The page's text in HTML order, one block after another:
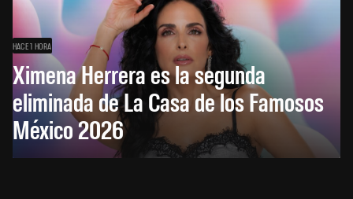
HACE 1 HORA
Ximena Herrera es la segunda
eliminada de La Casa de los Famosos
México 2026